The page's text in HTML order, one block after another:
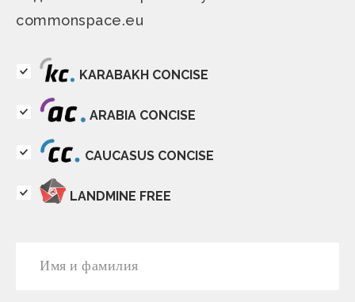
commonspace.eu
KARABAKH CONCISE
ARABIA CONCISE
CAUCASUS CONCISE
LANDMINE FREE